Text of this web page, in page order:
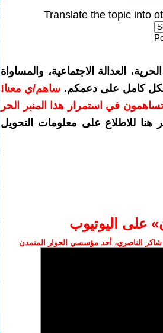
Translate the topic into
العدالة الاجتماعية، والمساواة
بشكل كامل على دعمكم. ساهم/ي معنا!
تساهمون في استمرار هذا المنبر الحر
هنا للاطلاع على معلومات التحويل
على اليوتيوب
الناصري، أحد مؤسسي الحوار المتمدن